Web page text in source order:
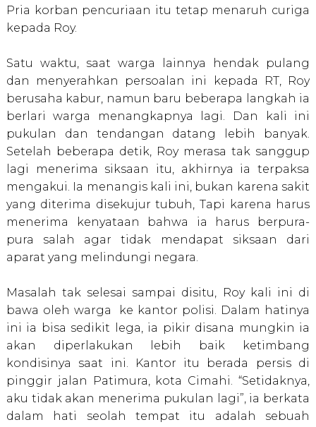
Pria korban pencuriaan itu tetap menaruh curiga
kepada Roy.
Satu waktu, saat warga lainnya hendak pulang
dan menyerahkan persoalan ini kepada RT, Roy
berusaha kabur, namun baru beberapa langkah ia
berlari warga menangkapnya lagi. Dan kali ini
pukulan dan tendangan datang lebih banyak.
Setelah beberapa detik, Roy merasa tak sanggup
lagi menerima siksaan itu, akhirnya ia terpaksa
mengakui. Ia menangis kali ini, bukan karena sakit
yang diterima disekujur tubuh, Tapi karena harus
menerima kenyataan bahwa ia harus berpura-
pura salah agar tidak mendapat siksaan dari
aparat yang melindungi negara.
Masalah tak selesai sampai disitu, Roy kali ini di
bawa oleh warga ke kantor polisi. Dalam hatinya
ini ia bisa sedikit lega, ia pikir disana mungkin ia
akan diperlakukan lebih baik ketimbang
kondisinya saat ini. Kantor itu berada persis di
pinggir jalan Patimura, kota Cimahi. “Setidaknya,
aku tidak akan menerima pukulan lagi”, ia berkata
dalam hati seolah tempat itu adalah sebuah